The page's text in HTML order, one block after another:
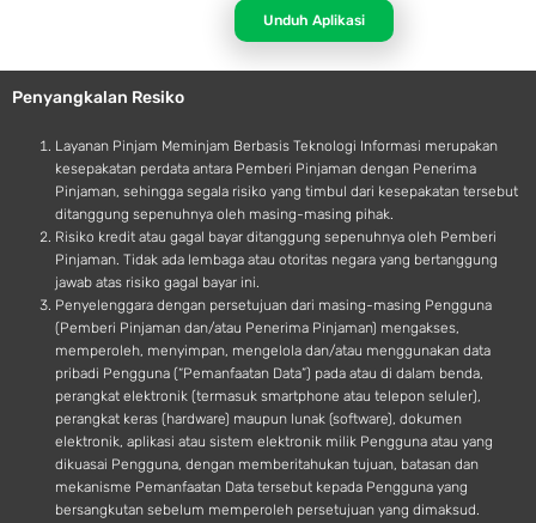
p
l
e
d
r
o
d
Unduh Aplikasi
Penyangkalan Resiko
Layanan Pinjam Meminjam Berbasis Teknologi Informasi merupakan
kesepakatan perdata antara Pemberi Pinjaman dengan Penerima
Pinjaman, sehingga segala risiko yang timbul dari kesepakatan tersebut
ditanggung sepenuhnya oleh masing-masing pihak.
Risiko kredit atau gagal bayar ditanggung sepenuhnya oleh Pemberi
Pinjaman. Tidak ada lembaga atau otoritas negara yang bertanggung
jawab atas risiko gagal bayar ini.
Penyelenggara dengan persetujuan dari masing-masing Pengguna
(Pemberi Pinjaman dan/atau Penerima Pinjaman) mengakses,
memperoleh, menyimpan, mengelola dan/atau menggunakan data
pribadi Pengguna (“Pemanfaatan Data”) pada atau di dalam benda,
perangkat elektronik (termasuk smartphone atau telepon seluler),
perangkat keras (hardware) maupun lunak (software), dokumen
elektronik, aplikasi atau sistem elektronik milik Pengguna atau yang
dikuasai Pengguna, dengan memberitahukan tujuan, batasan dan
mekanisme Pemanfaatan Data tersebut kepada Pengguna yang
bersangkutan sebelum memperoleh persetujuan yang dimaksud.